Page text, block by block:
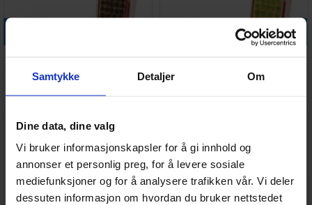
Samtykke Detaljer Om
Dine data, dine valg
Vi bruker informasjonskapsler for å gi innhold og
annonser et personlig preg, for å levere sosiale
mediefunksjoner og for å analysere trafikken vår. Vi deler
dessuten informasjon om hvordan du bruker nettstedet
78,-
Legg i handlekurven